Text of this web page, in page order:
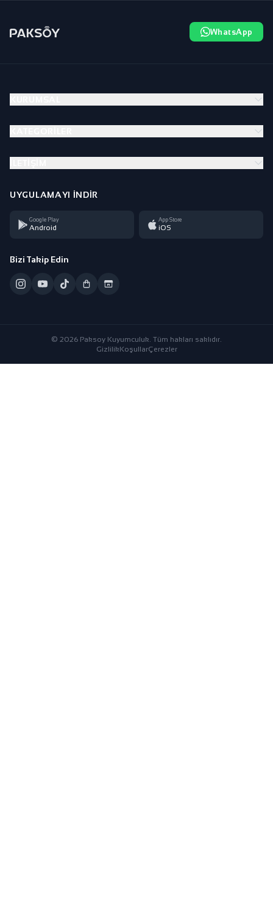
WhatsApp
UYGULAMAYI İNDIR
Google Play
Android
App Store
iOS
Bizi Takip Edin
© 2026 Paksoy Kuyumculuk. Tüm hakları saklıdır.
GizlilikKoşullarÇerezler